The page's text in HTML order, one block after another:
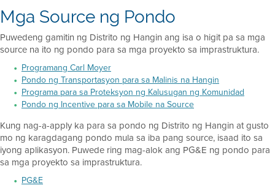
Mga Source ng Pondo
Puwedeng gamitin ng Distrito ng Hangin ang isa o higit pa sa mga
source na ito ng pondo para sa mga proyekto sa imprastruktura.
Programang Carl Moyer
Pondo ng Transportasyon para sa Malinis na Hangin
Programa para sa Proteksyon ng Kalusugan ng Komunidad
Pondo ng Incentive para sa Mobile na Source
Kung nag-a-apply ka para sa pondo ng Distrito ng Hangin at gusto
mo ng karagdagang pondo mula sa iba pang source, isaad ito sa
iyong aplikasyon. Puwede ring mag-alok ang PG&E ng pondo para
sa mga proyekto sa imprastruktura.
PG&E